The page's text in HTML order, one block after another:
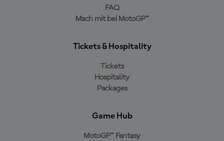
FAQ
Mach mit bei MotoGP™
Tickets & Hospitality
Tickets
Hospitality
Packages
Game Hub
MotoGP™ Fantasy